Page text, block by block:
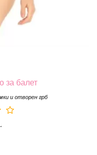
за балет
и отворен грб